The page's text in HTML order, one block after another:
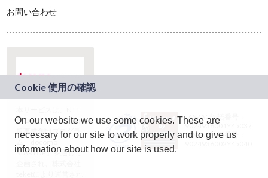
お問い合わせ
ドコモグループの新
規事業創出プログラ
ム「docomo
STARTUP」を通じて
JASRAC許諾番号：
9024936001Y45037
JASRAC許諾番号：
On our website we use some cookies. These are
necessary for our site to work properly and to give us
information about how our site is used.